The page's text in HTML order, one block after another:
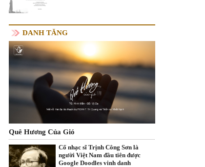
DANH TĂNG
Quê Hương Của Gió
Cố nhạc sĩ Trịnh Công Sơn là
người Việt Nam đầu tiên được
Google Doodles vinh danh